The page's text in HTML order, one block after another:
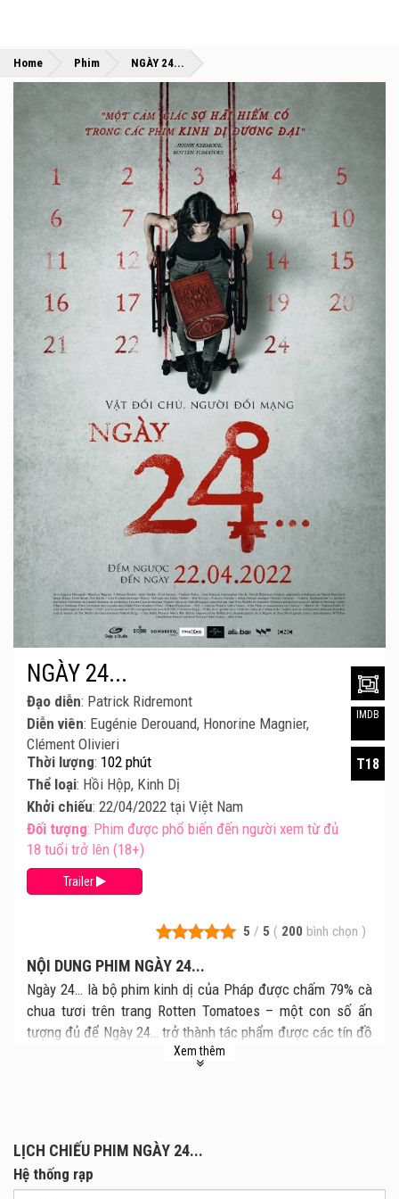
Home »
Phim »
NGÀY 24...
5 / 5 ( 200 bình chọn )
NỘI DUNG PHIM NGÀY 24...
Ngày 24… là bộ phim kinh dị của Pháp được chấm 79% cà
chua tươi trên trang Rotten Tomatoes – một con số ấn
tượng đủ để Ngày 24… trở thành tác phẩm được các tín đồ
dòng phim kinh dị chờ đợi.
Sophie đến thăm và tặng Eva một món quà nhân dịp giáng
sinh.
Xem thêm
NGÀY 24...
Đạo diễn: Patrick Ridremont
Diễn viên: Eugénie Derouand, Honorine Magnier,
Clément Olivieri
Thời lượng: 102 phút
Thể loại: Hồi Hộp, Kinh Dị
Khởi chiếu: 22/04/2022 tại Việt Nam
Đối tượng: Phim được phổ biến đến người xem từ đủ
18 tuổi trở lên (18+)
Trailer
IMDB
T18
LỊCH CHIẾU PHIM NGÀY 24...
Hệ thống rạp